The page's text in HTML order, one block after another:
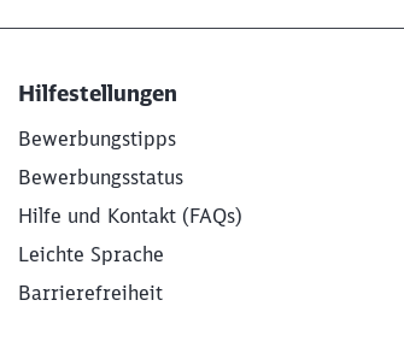
Hilfestellungen
Bewerbungstipps
Bewerbungsstatus
Hilfe und Kontakt (FAQs)
Leichte Sprache
Barrierefreiheit